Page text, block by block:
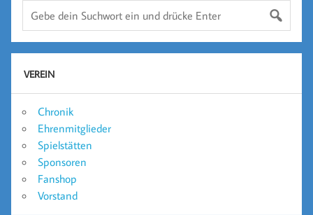
VEREIN
Chronik
Ehrenmitglieder
Spielstätten
Sponsoren
Fanshop
Vorstand